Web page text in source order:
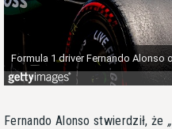
Fernando Alonso stwierdził, że